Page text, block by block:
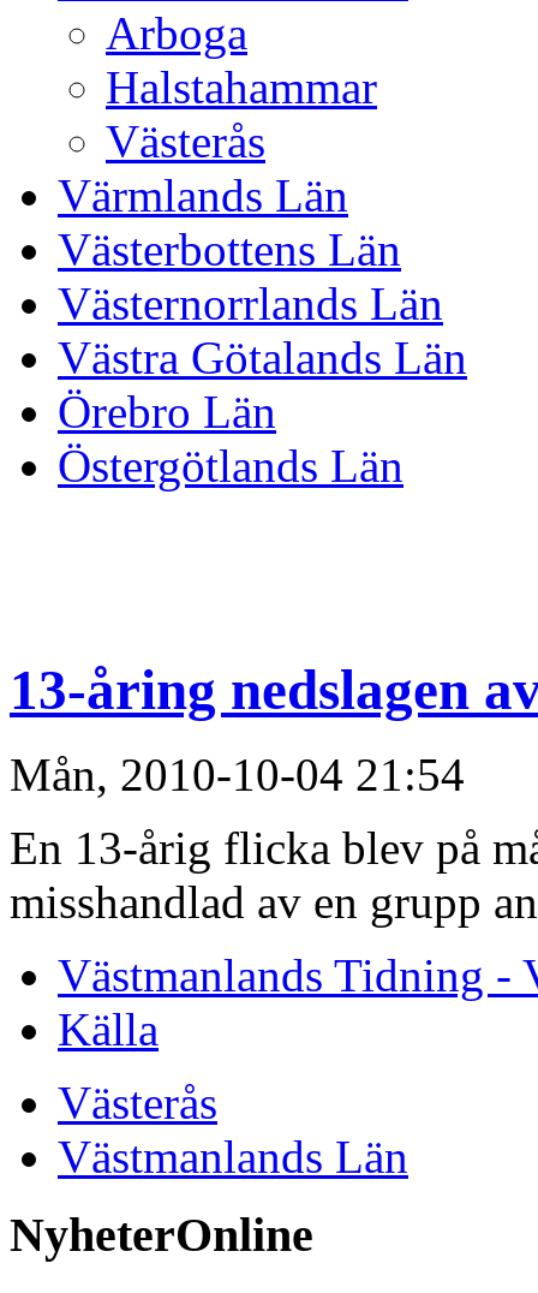
Arboga
Halstahammar
Västerås
Värmlands Län
Västerbottens Län
Västernorrlands Län
Västra Götalands Län
Örebro Län
Östergötlands Län
13-åring nedslagen
Mån, 2010-10-04 21:54
En 13-årig flicka blev på
misshandlad av en grupp
Västmanlands Tidning -
Källa
Västerås
Västmanlands Län
NyheterOnline